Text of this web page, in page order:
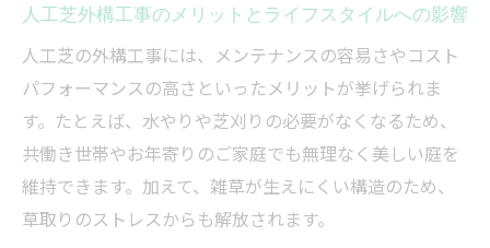
人工芝外構工事の耐久性を高めるポイント
解説
外構工事で人工芝を長く美しく保つための
工夫
信頼できる外構工事で人工芝を長持ちさせ
る方法
人工芝外構工事のメリットとライフスタイルへの影響
人工芝の外構工事には、メンテナンスの容易さやコスト
パフォーマンスの高さといったメリットが挙げられま
す。たとえば、水やりや芝刈りの必要がなくなるため、
共働き世帯やお年寄りのご家庭でも無理なく美しい庭を
維持できます。加えて、雑草が生えにくい構造のため、
草取りのストレスからも解放されます。